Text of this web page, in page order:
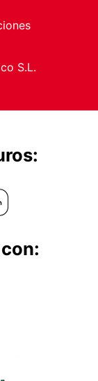
S.L.